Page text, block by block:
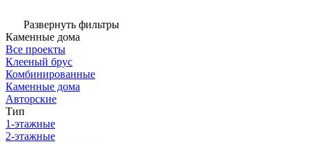
Развернуть фильтры
Каменные дома
Все проекты
Клееный брус
Комбинированные
Каменные дома
Авторские
Тип
1-этажные
2-этажные